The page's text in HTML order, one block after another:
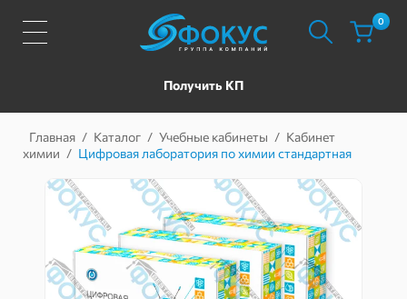
Получить КП
0
Главная / Каталог / Учебные кабинеты / Кабинет
химии / Цифровая лаборатория по химии стандартная